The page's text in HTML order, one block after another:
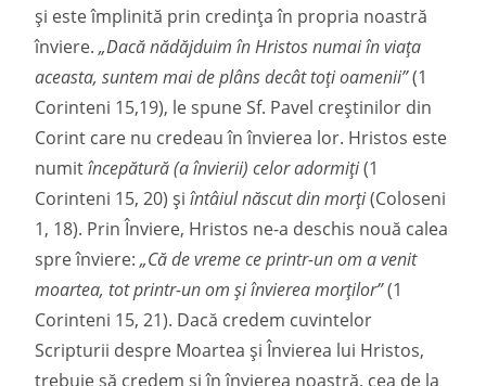
și este împlinită prin credinţa în propria noastră
înviere.„Dacă nădăjduim în Hristos numai în viaţa
aceasta, suntem mai de plâns decât toţi oamenii”(1
Corinteni 15,19), le spune Sf. Pavel creștinilor din
Corint care nu credeau în învierea lor. Hristos este
numitîncepătură (a învierii) celor adormiţi(1
Corinteni 15, 20) șiîntâiul născut din morţi(Coloseni
1, 18). Prin Înviere, Hristos ne-a deschis nouă calea
spre înviere:„Că de vreme ce printr-un om a venit
moartea, tot printr-un om şi învierea morţilor”(1
Corinteni 15, 21). Dacă credem cuvintelor
Scripturii despre Moartea și Învierea lui Hristos,
trebuie să credem și în învierea noastră, cea de la